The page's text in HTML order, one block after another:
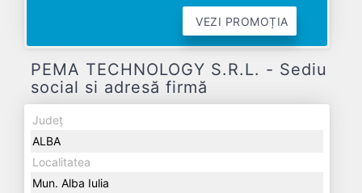
VEZI PROMOȚIA
PEMA TECHNOLOGY S.R.L. - Sediu
social si adresă firmă
Județ
ALBA
Localitatea
Mun. Alba Iulia